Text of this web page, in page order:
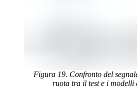
Figura 19. Confronto del
ruota tra il test e i modelli